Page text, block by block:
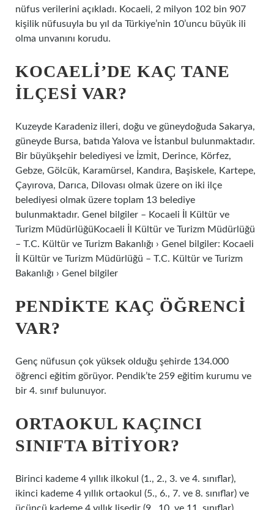
nüfus verilerini açıkladı. Kocaeli, 2 milyon 102 bin 907
kişilik nüfusuyla bu yıl da Türkiye’nin 10’uncu büyük ili
olma unvanını korudu.
KOCAELI’DE KAÇ TANE
ILÇESI VAR?
Kuzeyde Karadeniz illeri, doğu ve güneydoğuda Sakarya,
güneyde Bursa, batıda Yalova ve İstanbul bulunmaktadır.
Bir büyükşehir belediyesi ve İzmit, Derince, Körfez,
Gebze, Gölcük, Karamürsel, Kandıra, Başiskele, Kartepe,
Çayırova, Darıca, Dilovası olmak üzere on iki ilçe
belediyesi olmak üzere toplam 13 belediye
bulunmaktadır. Genel bilgiler – Kocaeli İl Kültür ve
Turizm MüdürlüğüKocaeli İl Kültür ve Turizm Müdürlüğü
– T.C. Kültür ve Turizm Bakanlığı › Genel bilgiler: Kocaeli
İl Kültür ve Turizm Müdürlüğü – T.C. Kültür ve Turizm
Bakanlığı › Genel bilgiler
PENDIKTE KAÇ ÖĞRENCI
VAR?
Genç nüfusun çok yüksek olduğu şehirde 134.000
öğrenci eğitim görüyor. Pendik’te 259 eğitim kurumu ve
bir 4. sınıf bulunuyor.
ORTAOKUL KAÇINCI
SINIFTA BITIYOR?
Birinci kademe 4 yıllık ilkokul (1., 2., 3. ve 4. sınıflar),
ikinci kademe 4 yıllık ortaokul (5., 6., 7. ve 8. sınıflar) ve